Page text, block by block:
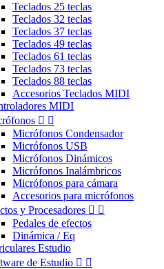
Teclados 25 teclas
Teclados 32 teclas
Teclados 37 teclas
Teclados 49 teclas
Teclados 61 teclas
Teclados 73 teclas
Teclados 88 teclas
Accesorios Teclados MIDI
MIDI
 
Micrófonos Condensador
Micrófonos USB
Micrófonos Dinámicos
Micrófonos Inalámbricos
Micrófonos para cámara
Accesorios para micrófonos
y Procesadores  
Pedales de efectos
Dinámica / Eq
Estudio
de Estudio  